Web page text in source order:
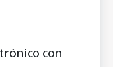
con